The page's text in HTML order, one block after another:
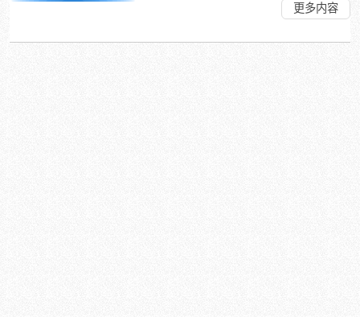
更多内容